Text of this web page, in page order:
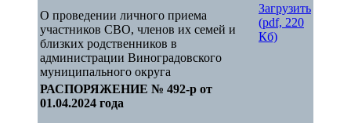
О проведении личного приема
участников СВО, членов их семей и
близких родственников в
администрации Виноградовского
муниципального округа
Загрузить
(pdf, 220
Кб)
РАСПОРЯЖЕНИЕ № 492-р от
01.04.2024 года